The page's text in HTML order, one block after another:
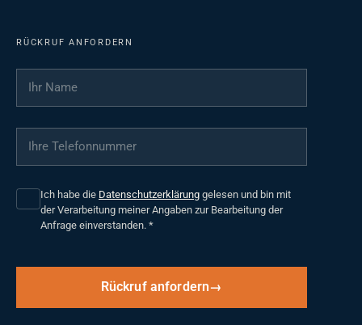
RÜCKRUF ANFORDERN
Ihr Name
Ihre Telefonnummer
Ich habe die Datenschutzerklärung gelesen und bin mit
der Verarbeitung meiner Angaben zur Bearbeitung der
Anfrage einverstanden. *
Rückruf anfordern